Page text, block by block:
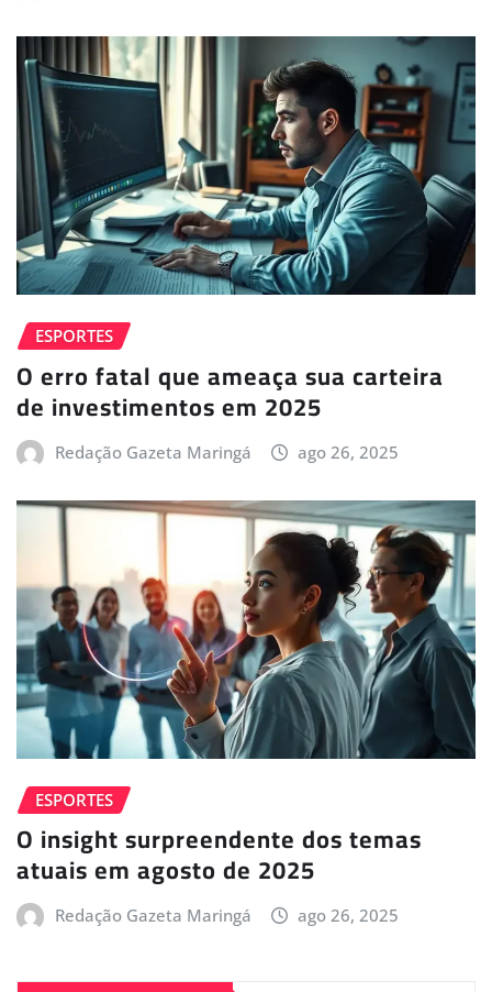
ESPORTES
O erro fatal que ameaça sua carteira
de investimentos em 2025
Redação Gazeta Maringá ago 26, 2025
ESPORTES
O insight surpreendente dos temas
atuais em agosto de 2025
Redação Gazeta Maringá ago 26, 2025